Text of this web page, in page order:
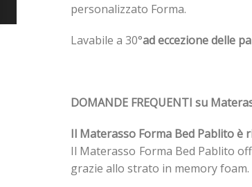
personalizzato Forma.
Lavabile a 30°ad eccezione delle
DOMANDE FREQUENTI su
Il Materasso Forma Bed Pablito è
Il Materasso Forma Bed Pablito
grazie allo strato in memory